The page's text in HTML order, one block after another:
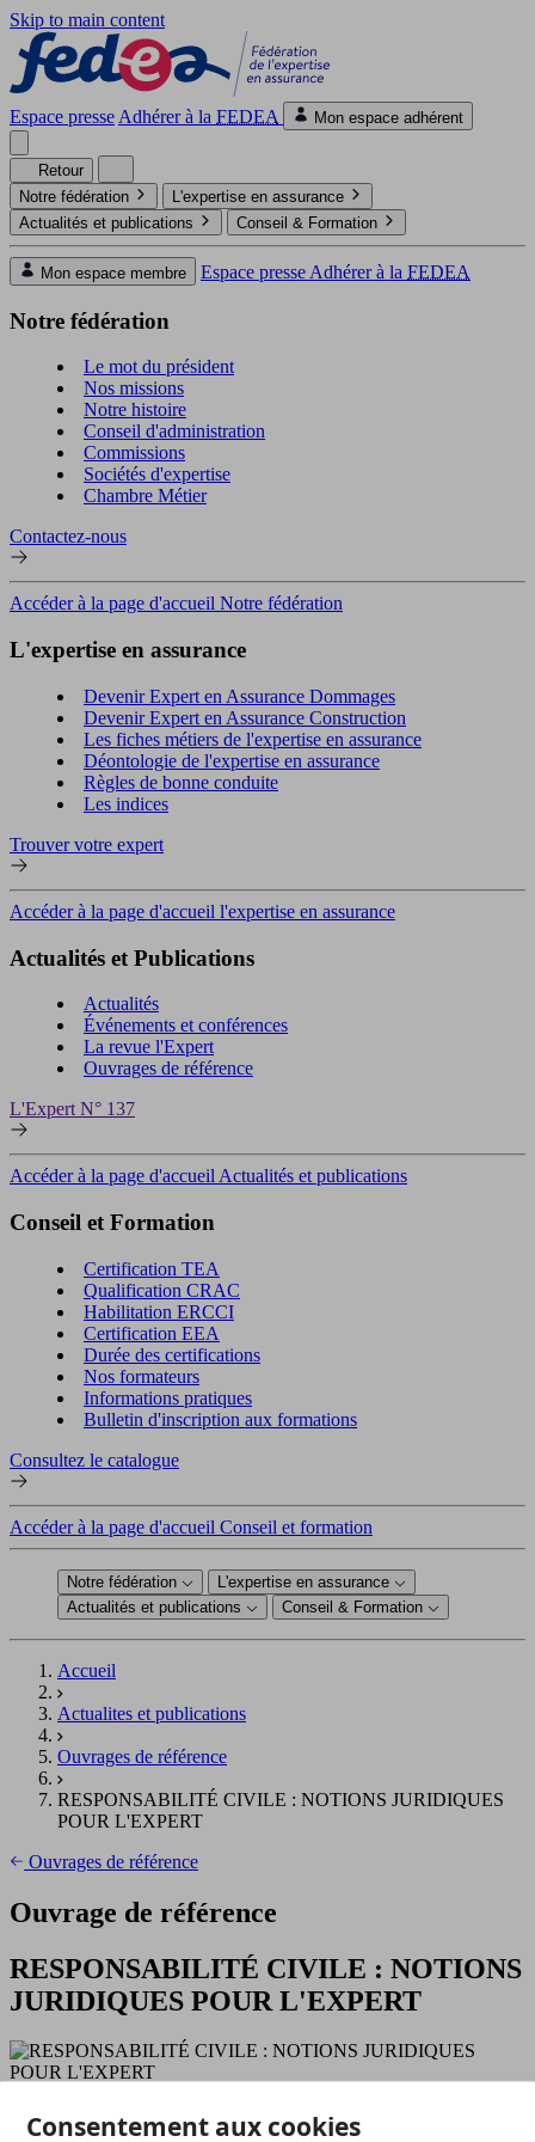
Skip to main content
Espace presse Adhérer à la FEDEA Mon espace adhérent
Retour
Notre fédération
L'expertise en assurance
Actualités et publications
Conseil & Formation
Mon espace membre Espace presse Adhérer à la FEDEA
Notre fédération
Le mot du président
Nos missions
Notre histoire
Conseil d'administration
Commissions
Sociétés d'expertise
Chambre Métier
Contactez-nous
Accéder à la page d'accueil Notre fédération
L'expertise en assurance
Devenir Expert en Assurance Dommages
Devenir Expert en Assurance Construction
Les fiches métiers de l'expertise en assurance
Déontologie de l'expertise en assurance
Règles de bonne conduite
Les indices
Trouver votre expert
Accéder à la page d'accueil l'expertise en assurance
Actualités et Publications
Actualités
Événements et conférences
La revue l'Expert
Ouvrages de référence
L'Expert N° 137
Accéder à la page d'accueil Actualités et publications
Conseil et Formation
Certification TEA
Qualification CRAC
Habilitation ERCCI
Certification EEA
Durée des certifications
Nos formateurs
Informations pratiques
Bulletin d'inscription aux formations
Consultez le catalogue
Accéder à la page d'accueil Conseil et formation
Notre fédération
L'expertise en assurance
Actualités et publications
Conseil & Formation
Accueil
Actualites et publications
Ouvrages de référence
RESPONSABILITÉ CIVILE : NOTIONS JURIDIQUES
POUR L'EXPERT
Ouvrages de référence
Ouvrage de référence
RESPONSABILITÉ CIVILE : NOTIONS
JURIDIQUES POUR L'EXPERT
Nouvelle édition 2024 de l’ouvrage Responsabilité Civile – Notion
Juridique
Consentement aux cookies